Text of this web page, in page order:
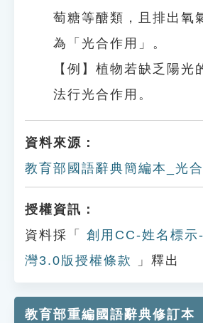
萄糖等醣類，且排出氧
為「光合作用」。
【例】植物若缺乏陽光
法行光合作用。
資料來源：
教育部國語辭典簡編本_光
授權資訊：
資料採「
創用CC-姓名標示
灣3.0版授權條款
」釋出
教育部重編國語辭典修訂本